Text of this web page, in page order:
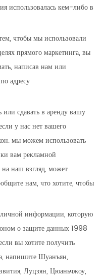
использовалась кем-либо в
чтобы мы использовали
прямого маркетинга, вы
написав нам или
адресу
или сдавать в аренду вашу
у нас нет вашего
мы можем использовать
вам рекламной
наш взгляд, может
нам, что хотите, чтобы
информации, которую
о защите данных 1998
вы хотите получить
напишитеШуанъян,
Луцзян, Цюаньчжоу,